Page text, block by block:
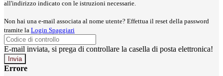
all'indirizzo indicato con le istruzioni necessarie.
Non hai una e-mail associata al nome utente? Effettua il reset della password
tramite la Login Spaggiari
E-mail inviata, si prega di controllare la casella di posta elettronica!
Errore